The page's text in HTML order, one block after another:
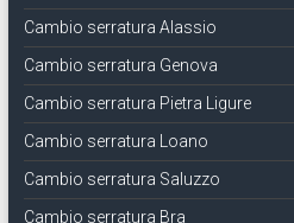
Cambio serratura Alassio
Cambio serratura Genova
Cambio serratura Pietra Ligure
Cambio serratura Loano
Cambio serratura Saluzzo
Cambio serratura Bra